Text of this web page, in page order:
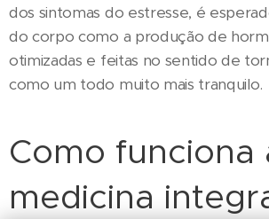
dos sintomas do estresse, é
do corpo como a produção de
otimizadas e feitas no sentido de
como um todo muito mais tranquilo.
Como funciona
medicina